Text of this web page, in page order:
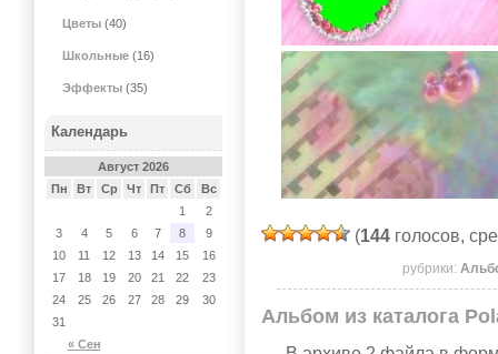
(144 голосов,
рубрики:
Альбом из каталога
Цветы (40)
Школьные (16)
Эффекты (35)
Календарь
Август 2026
Пн
Вт Ср Чт Пт Сб Вс
« Сен
1
2
3
4 5 6 7 8
9
10
11 12 13 14 15
16
17
18 19 20 21 22
23
24
25 26 27 28 29
30
31